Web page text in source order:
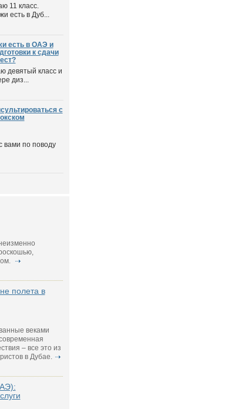
11 класс.
есть в Дуб...
есть в ОАЭ и
к сдачи
девятый класс и
диз...
с
вами по поводу
полета в
веками
– все это из
в Дубае.